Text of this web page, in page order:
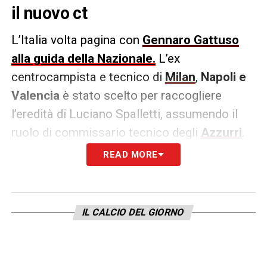
il nuovo ct
L’Italia volta pagina con Gennaro Gattuso
alla guida della Nazionale. L’ex
centrocampista e tecnico di Milan, Napoli e
Valencia è stato scelto per raccogliere
l’eredità di Luciano Spalletti, assumendo il
ruolo di commissario tecnico degli Azzurri
Gattuso porterà con sé uno staff di fiducia,
con volti già noti nel panorama calcistico
Nicolò Schira su X:
READ MORE
IL CALCIO DEL GIORNO